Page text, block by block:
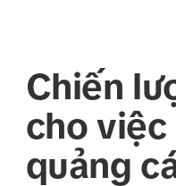
Chiến
cho
quảng